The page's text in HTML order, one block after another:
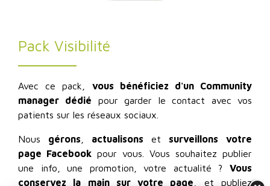
Pack Visibilité
Avec ce pack, vous bénéficiez d'un Community
manager
dédié pour garder le contact avec vos
patients sur les réseaux sociaux.
Nous gérons actualisons et surveillons
votre
page Facebook pour vous. Vous souhaitez publier
une info, une promotion, votre actualité ? Vous
conservez la main sur votre page , et publiez